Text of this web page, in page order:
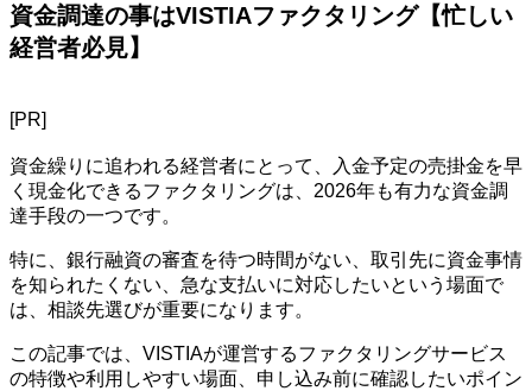
資金調達の事はVISTIAファクタリング【忙しい
経営者必見】
[PR]
資金繰りに追われる経営者にとって、入金予定の売掛金を早
く現金化できるファクタリングは、2026年も有力な資金調
達手段の一つです。
特に、銀行融資の審査を待つ時間がない、取引先に資金事情
を知られたくない、急な支払いに対応したいという場面で
は、相談先選びが重要になります。
この記事では、VISTIAが運営するファクタリングサービス
の特徴や利用しやすい場面、申し込み前に確認したいポイン